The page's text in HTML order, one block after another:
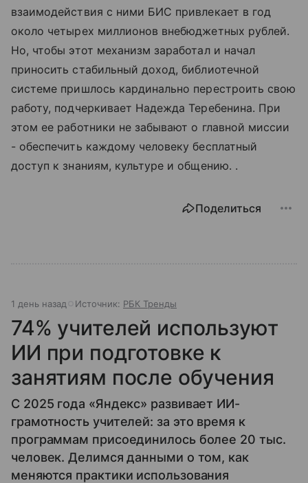
взаимодействия с ними БИС привлекает в год
около четырех миллионов внебюджетных рублей.
Но, чтобы этот механизм заработал и начал
приносить стабильный доход, библиотечной
системе пришлось кардинально перестроить свою
работу, подчеркивает Надежда Теребенина. При
этом ее работники не забывают о главной миссии
- обеспечить каждому человеку бесплатный
доступ к знаниям, культуре и общению. .
Поделиться
1 день назад Источник: РБК Тренды
74% учителей используют
ИИ при подготовке к
занятиям после обучения
С 2025 года «Яндекс» развивает ИИ-
грамотность учителей: за это время к
программам присоединилось более 20 тыс.
человек. Делимся данными о том, как
меняются практики использования